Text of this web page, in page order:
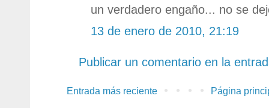
un verdadero engaño... no se
13 de enero de 2010, 21:19
Publicar un comentario en la
Entrada más reciente Página